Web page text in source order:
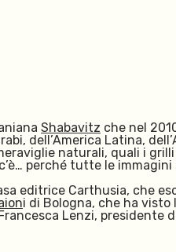
Shabavitz che nel
dell’America Latina,
naturali, quali i
c’è… perché tutte le
editrice Carthusia, che
i di Bologna, che ha
Lenzi, presidente